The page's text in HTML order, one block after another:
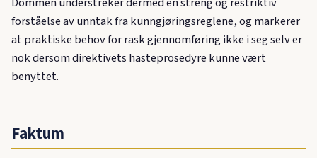
forståelse av unntak fra kunngjøringsreglene, og markerer
at praktiske behov for rask gjennomføring ikke i seg selv er
nok dersom direktivets hasteprosedyre kunne vært
benyttet.
Faktum